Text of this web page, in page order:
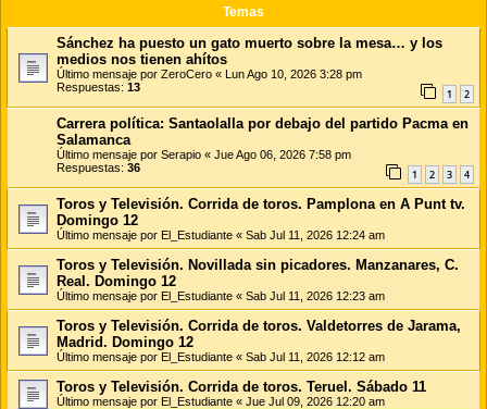
Temas
Sánchez ha puesto un gato muerto sobre la mesa… y los
medios nos tienen ahítos
Último mensaje por ZeroCero « Lun Ago 10, 2026 3:28 pm
Respuestas: 13 1 2
Carrera política: Santaolalla por debajo del partido Pacma en
Salamanca
Último mensaje por Serapio « Jue Ago 06, 2026 7:58 pm
Respuestas: 36 1 2 3 4
Toros y Televisión. Corrida de toros. Pamplona en A Punt tv.
Domingo 12
Último mensaje por El_Estudiante « Sab Jul 11, 2026 12:24 am
Toros y Televisión. Novillada sin picadores. Manzanares, C.
Real. Domingo 12
Último mensaje por El_Estudiante « Sab Jul 11, 2026 12:23 am
Toros y Televisión. Corrida de toros. Valdetorres de Jarama,
Madrid. Domingo 12
Último mensaje por El_Estudiante « Sab Jul 11, 2026 12:12 am
Toros y Televisión. Corrida de toros. Teruel. Sábado 11
Último mensaje por El_Estudiante « Jue Jul 09, 2026 12:20 am